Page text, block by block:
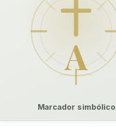
A
Marcador simbólico